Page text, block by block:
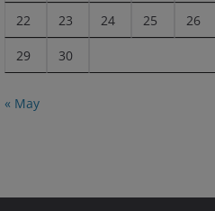
22 23 24 25 26
29 30
« May